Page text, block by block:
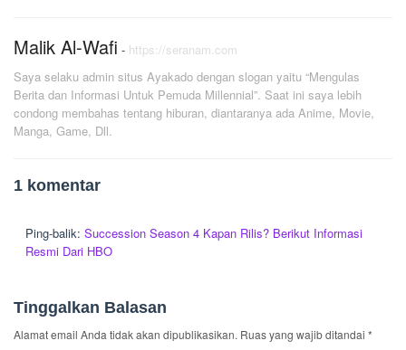
Malik Al-Wafi - https://seranam.com
Saya selaku admin situs Ayakado dengan slogan yaitu “Mengulas
Berita dan Informasi Untuk Pemuda Millennial”. Saat ini saya lebih
condong membahas tentang hiburan, diantaranya ada Anime, Movie,
Manga, Game, Dll.
1 komentar
Ping-balik: Succession Season 4 Kapan Rilis? Berikut Informasi
Resmi Dari HBO
Tinggalkan Balasan
Alamat email Anda tidak akan dipublikasikan. Ruas yang wajib ditandai *